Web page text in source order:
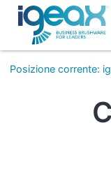
Posizione corrente: